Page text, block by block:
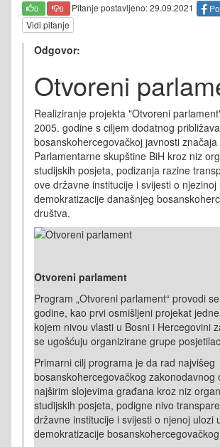
0 0 Pitanje postavljeno: 29.09.2021
Vidi pitanje
Odgovor:
Otvoreni
Realiziranje projekta "Otvoreni
2005. godine s ciljem dodatnog
bosanskohercegovačkoj javnosti
Parlamentarne skupštine BiH kroz niz
studijskih posjeta, podizanja razine
ove državne institucije i svijesti o
demokratizacije današnjeg
društva.
Otvoreni parlament
Program „Otvoreni parlament“ provodi
godine, kao prvi osmišljeni projekat
kojem nivou vlasti u Bosni i Hercegovini
se ugošćuju organizirane grupe
Primarni cilj programa je da rad najvišeg
bosanskohercegovačkog zakonodavnog
najširim slojevima građana kroz niz
studijskih posjeta, podigne nivo
državne institucije i svijesti o njenoj ulozi
demokratizacije